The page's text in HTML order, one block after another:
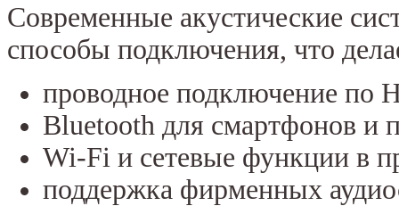
Современные акустические
способы подключения, что
проводное подключение по
Bluetooth для смартфонов и
Wi-Fi и сетевые функции в
поддержка фирменных